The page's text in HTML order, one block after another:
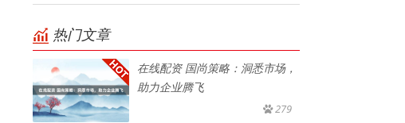
热门文章
在线配资 国尚策略：洞悉市场，
助力企业腾飞
279